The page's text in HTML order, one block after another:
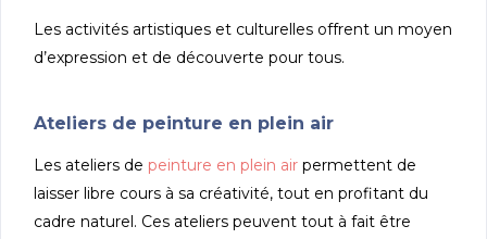
Les activités artistiques et culturelles offrent un moyen
d’expression et de découverte pour tous.
Ateliers de peinture en plein air
Les ateliers de peinture en plein air permettent de
laisser libre cours à sa créativité, tout en profitant du
cadre naturel. Ces ateliers peuvent tout à fait être